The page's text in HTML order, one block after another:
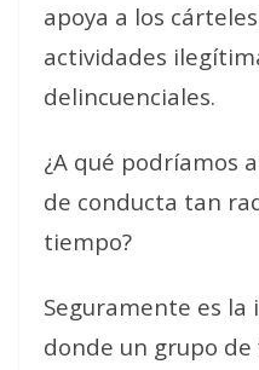
apoya a los
actividades
delincuenciales.
¿A qué podríamos
de conducta tan
tiempo?
Seguramente es
donde un grupo de